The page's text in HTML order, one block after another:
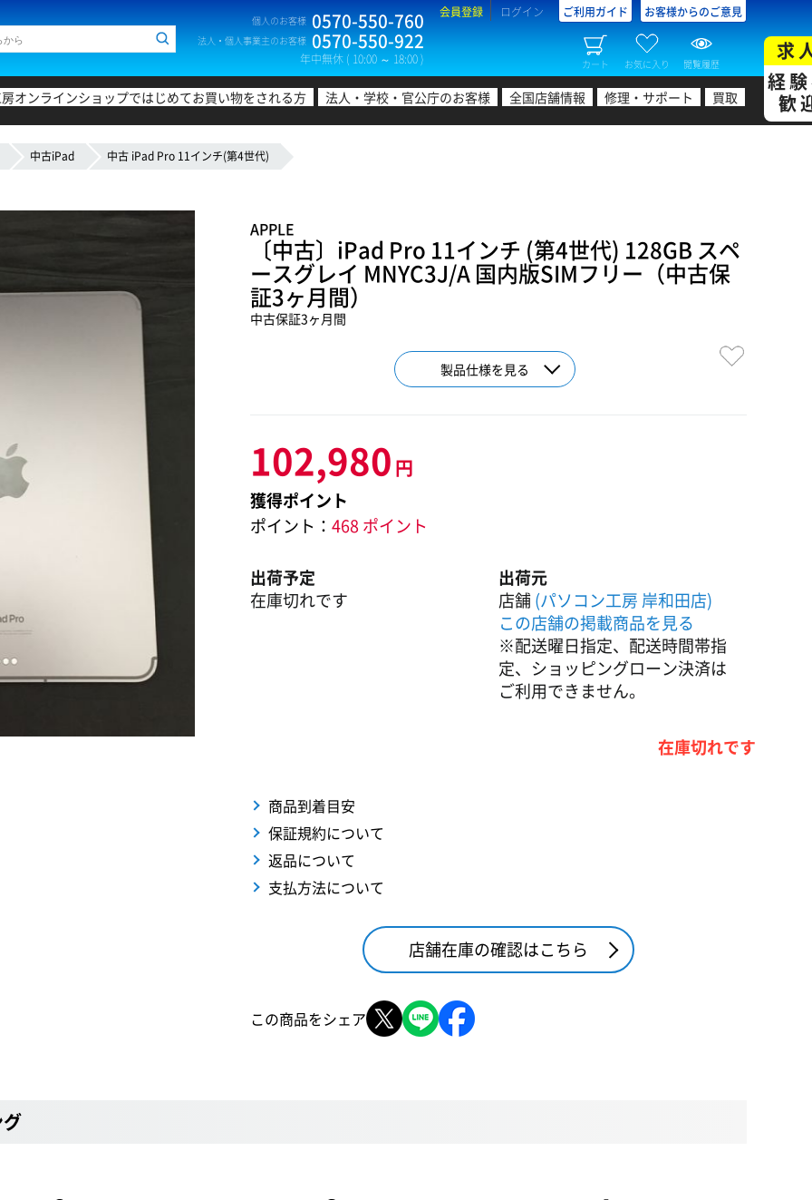
個人のお客様 0570-550-760
法人・個人事業主のお客様 0570-550-922
年中無休 ( 10:00 ～ 18:00 )
会員登録 ログイン ご利用ガイド お客様からのご意見
カート お気に入り 閲覧履歴
オンラインショップではじめてお買い物をされる方 法人・学校・官公庁のお客様 全国店舗情報 修理・サポート 買取
求
経
歓
中古iPad 中古 iPad Pro 11インチ(第4世代)
APPLE
〔中古〕iPad Pro 11インチ (第4世代) 128GB スペ
ースグレイ MNYC3J/A 国内版SIMフリー（中古保
証3ヶ月間）
中古保証3ヶ月間
製品仕様を見る
102,980 円
獲得ポイント
ポイント： 468 ポイント
出荷予定
在庫切れです
出荷元
店舗(パソコン工房 岸和田店)
この店舗の掲載商品を見る
※配送曜日指定、配送時間帯指
定、ショッピングローン決済は
ご利用できません。
在庫切れです
商品到着目安
保証規約について
返品について
支払方法について
店舗在庫の確認はこちら
この商品をシェア